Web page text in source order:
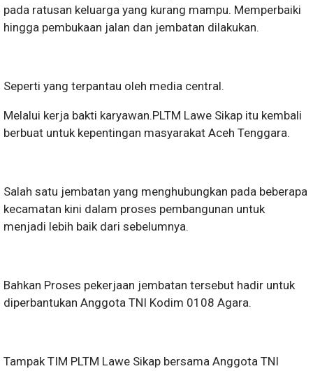
pada ratusan keluarga yang kurang mampu. Memperbaiki
hingga pembukaan jalan dan jembatan dilakukan.
Seperti yang terpantau oleh media central.
Melalui kerja bakti karyawan.PLTM Lawe Sikap itu kembali
berbuat untuk kepentingan masyarakat Aceh Tenggara.
Salah satu jembatan yang menghubungkan pada beberapa
kecamatan kini dalam proses pembangunan untuk
menjadi lebih baik dari sebelumnya.
Bahkan Proses pekerjaan jembatan tersebut hadir untuk
diperbantukan Anggota TNI Kodim 0108 Agara.
Tampak TIM PLTM Lawe Sikap bersama Anggota TNI